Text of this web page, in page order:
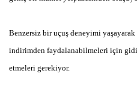
Benzersiz bir uçuş deneyimi
indirimden faydalanabilmeleri için
etmeleri gerekiyor.